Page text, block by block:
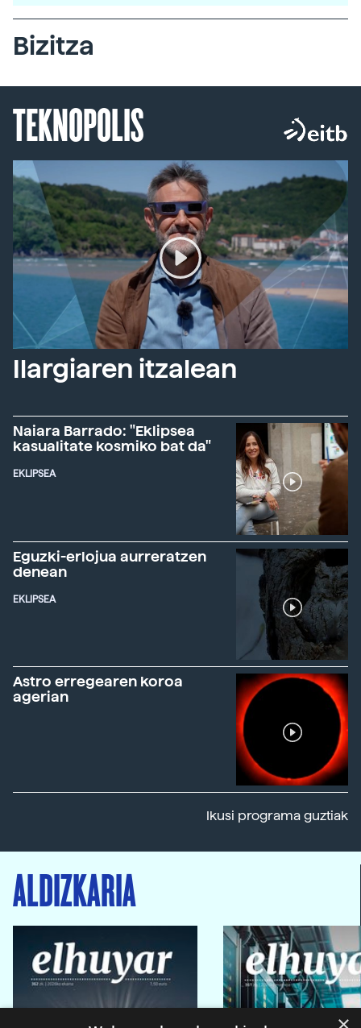
Bizitza
TEKNOPOLIS
Ilargiaren itzalean
Naiara Barrado: "Eklipsea
kasualitate kosmiko bat da"
EKLIPSEA
Eguzki-erlojua aurreratzen
denean
EKLIPSEA
Astro erregearen koroa
agerian
Ikusi programa guztiak
ALDIZKARIA